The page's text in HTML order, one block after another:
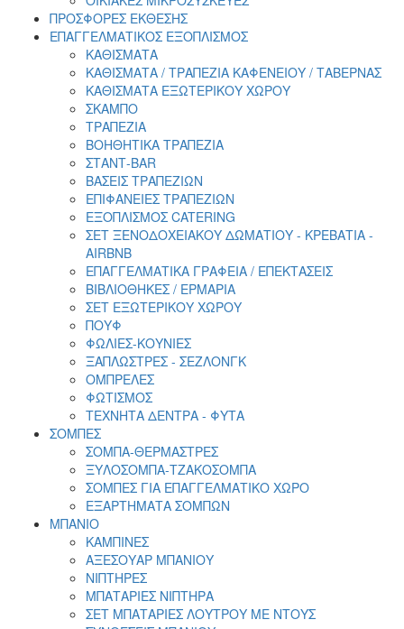
ΠΡΟΣΦΟΡΕΣ ΕΚΘΕΣΗΣ
ΕΠΑΓΓΕΛΜΑΤΙΚΟΣ ΕΞΟΠΛΙΣΜΟΣ
ΚΑΘΙΣΜΑΤΑ
ΚΑΘΙΣΜΑΤΑ / ΤΡΑΠΕΖΙΑ ΚΑΦΕΝΕΙΟΥ / ΤΑΒΕΡΝΑΣ
ΚΑΘΙΣΜΑΤΑ ΕΞΩΤΕΡΙΚΟΥ ΧΩΡΟΥ
ΣΚΑΜΠΟ
ΤΡΑΠΕΖΙΑ
ΒΟΗΘΗΤΙΚΑ ΤΡΑΠΕΖΙΑ
ΣΤΑΝΤ-ΒΑR
ΒΑΣΕΙΣ ΤΡΑΠΕΖΙΩΝ
ΕΠΙΦΑΝΕΙΕΣ ΤΡΑΠΕΖΙΩΝ
ΕΞΟΠΛΙΣΜΟΣ CATERING
ΣΕΤ ΞΕΝΟΔΟΧΕΙΑΚΟΥ ΔΩΜΑΤΙΟΥ - ΚΡΕΒΑΤΙΑ -
AIRBNB
ΕΠΑΓΓΕΛΜΑΤΙΚΑ ΓΡΑΦΕΙΑ / ΕΠΕΚΤΑΣΕΙΣ
ΒΙΒΛΙΟΘΗΚΕΣ / ΕΡΜΑΡΙΑ
ΣΕΤ ΕΞΩΤΕΡΙΚΟΥ ΧΩΡΟΥ
ΠΟΥΦ
ΦΩΛΙΕΣ-ΚΟΥΝΙΕΣ
ΞΑΠΛΩΣΤΡΕΣ - ΣΕΖΛΟΝΓΚ
ΟΜΠΡΕΛΕΣ
ΦΩΤΙΣΜΟΣ
ΤΕΧΝΗΤΑ ΔΕΝΤΡΑ - ΦΥΤΑ
ΣΟΜΠΕΣ
ΣΟΜΠΑ-ΘΕΡΜΑΣΤΡΕΣ
ΞΥΛΟΣΟΜΠΑ-ΤΖΑΚΟΣΟΜΠΑ
ΣΟΜΠΕΣ ΓΙΑ ΕΠΑΓΓΕΛΜΑΤΙΚΟ ΧΩΡΟ
ΕΞΑΡΤΗΜΑΤΑ ΣΟΜΠΩΝ
ΜΠΑΝΙΟ
ΚΑΜΠΙΝΕΣ
ΑΞΕΣΟΥΑΡ ΜΠΑΝΙΟΥ
ΝΙΠΤΗΡΕΣ
ΜΠΑΤΑΡΙΕΣ ΝΙΠΤΗΡΑ
ΣΕΤ ΜΠΑΤΑΡΙΕΣ ΛΟΥΤΡΟΥ ΜΕ ΝΤΟΥΣ